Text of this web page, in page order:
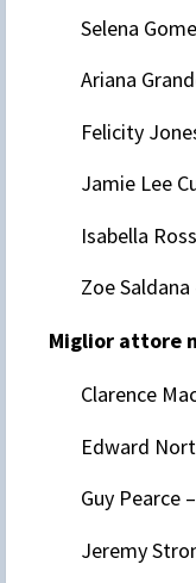
Selena
Ariana
Felicity
Jamie Lee
Isabella
Zoe Saldana
Miglior attore
Clarence
Edward
Guy Pearce –
Jeremy